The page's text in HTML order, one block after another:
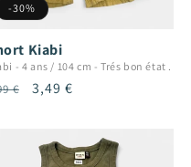
-30%
Kiabi
- 4 ans / 104 cm -Trés bon état .
€
Prix
3,49 €